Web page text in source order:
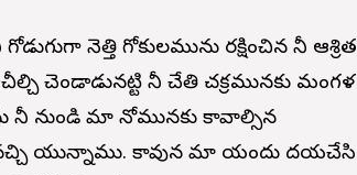
నెత్తి గోకులమును రక్షించిన నీ ఆశ్రిత
చెండాడునట్టి నీ చేతి చక్రమునకు మంగళ
నీ నుండి మా నోమునకు కావాల్సిన
యున్నాము. కావున మా యందు దయచేసి